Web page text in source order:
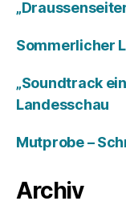
Sommerlicher
„Soundtrack
Landesschau
Mutprobe –
Archiv